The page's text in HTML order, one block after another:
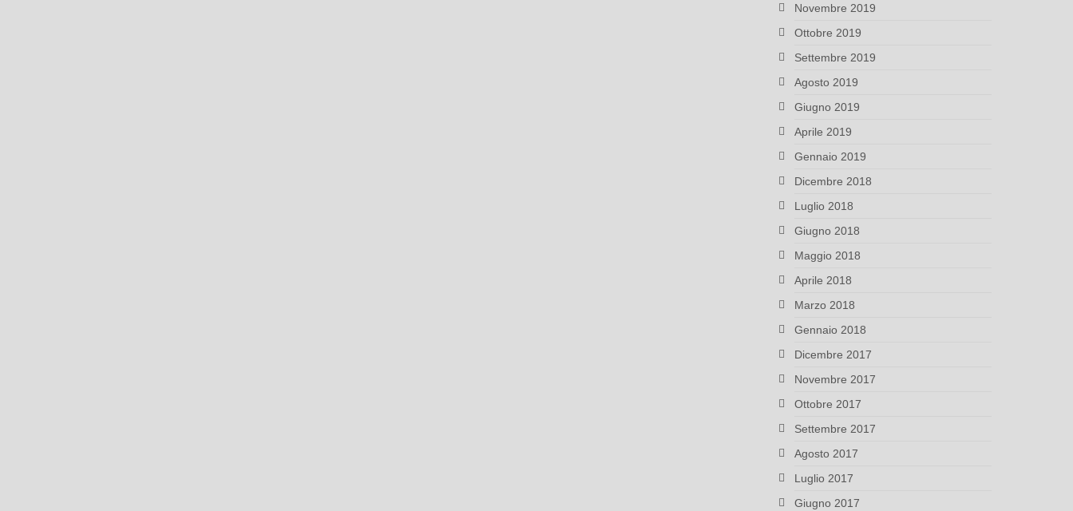
Novembre 2019
Ottobre 2019
Settembre 2019
Agosto 2019
Giugno 2019
Aprile 2019
Gennaio 2019
Dicembre 2018
Luglio 2018
Giugno 2018
Maggio 2018
Aprile 2018
Marzo 2018
Gennaio 2018
Dicembre 2017
Novembre 2017
Ottobre 2017
Settembre 2017
Agosto 2017
Luglio 2017
Giugno 2017